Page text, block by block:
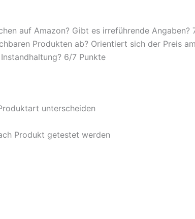
auf Amazon? Gibt es irreführende Angaben?
Produkten ab? Orientiert sich der Preis
6/7 Punkte
unterscheiden
Produkt getestet werden